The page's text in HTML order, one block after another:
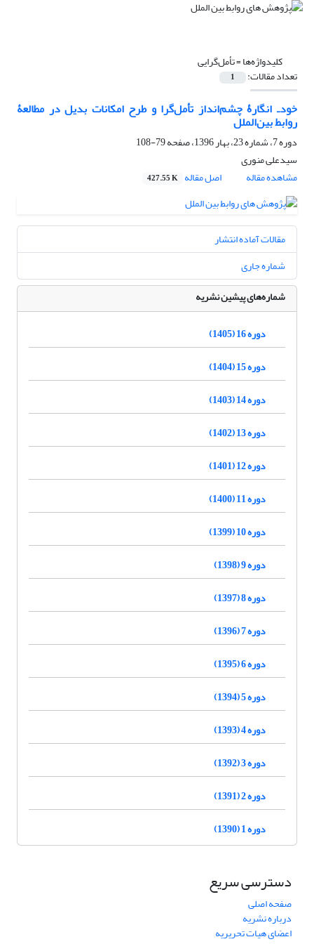
کلیدواژه‌ها =تأمل‌گرایی
تعداد مقالات: 1
خودـ انگارۀ چشم‌انداز تأمل‌گرا و طرح امکانات بدیل در مطالعۀ
روابط بین‌الملل
دوره 7، شماره 23، بهار 1396، صفحه
79-108
سیدعلی منوری
مشاهده مقاله
اصل مقاله 427.55 K
مقالات آماده انتشار
شماره جاری
شماره‌های پیشین نشریه
دوره 16 (1405)
دوره 15 (1404)
دوره 14 (1403)
دوره 13 (1402)
دوره 12 (1401)
دوره 11 (1400)
دوره 10 (1399)
دوره 9 (1398)
دوره 8 (1397)
دوره 7 (1396)
دوره 6 (1395)
دوره 5 (1394)
دوره 4 (1393)
دوره 3 (1392)
دوره 2 (1391)
دوره 1 (1390)
دسترسی سریع
صفحه اصلی
درباره نشریه
اعضای هیات تحریریه